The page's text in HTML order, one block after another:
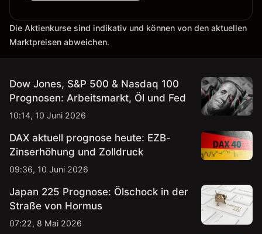
Die Aktienkurse sind indikativ und können von den aktuellen
Marktpreisen abweichen.
Dow Jones, S&P 500 & Nasdaq 100
Prognosen: Arbeitsmarkt, Öl und Fed
10:14, 10 Juni 2026
DAX aktuell prognose heute: EZB-
Zinserhöhung und Zolldruck
09:36, 10 Juni 2026
Japan 225 Prognose: Ölschock in der
Straße von Hormus
07:22, 8 Mai 2026